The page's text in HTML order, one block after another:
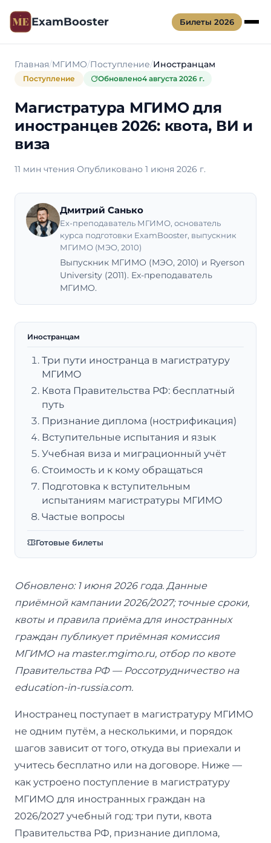
ExamBooster Билеты 2026
Главная МГИМО Поступление Иностранцам
Поступление Обновлено4 августа 2026 г.
Магистратура МГИМО для
иностранцев 2026: квота, ВИ и
виза
11 мин чтения·Опубликовано 1 июня 2026 г.
Дмитрий Санько
Ex-преподаватель МГИМО, основатель
курса подготовки ExamBooster, выпускник
МГИМО (МЭО, 2010)
Выпускник МГИМО (МЭО, 2010) и Ryerson
University (2011). Ex-преподаватель
МГИМО.
Иностранцам
Три пути иностранца в магистратуру
МГИМО
Квота Правительства РФ: бесплатный
путь
Признание диплома (нострификация)
Вступительные испытания и язык
Учебная виза и миграционный учёт
Стоимость и к кому обращаться
Подготовка к вступительным
испытаниям магистратуры МГИМО
Частые вопросы
Готовые билеты
Обновлено: 1 июня 2026 года. Данные
приёмной кампании 2026/2027; точные сроки,
квоты и правила приёма для иностранных
граждан публикует приёмная комиссия
МГИМО на master.mgimo.ru, отбор по квоте
Правительства РФ — Россотрудничество на
education-in-russia.com.
Иностранец поступает в магистратуру МГИМО
не одним путём, а несколькими, и порядок
шагов зависит от того, откуда вы приехали и
учитесь бесплатно или на договоре. Ниже —
как устроено поступление в магистратуру
МГИМО для иностранных граждан на
2026/2027 учебный год: три пути, квота
Правительства РФ, признание диплома,